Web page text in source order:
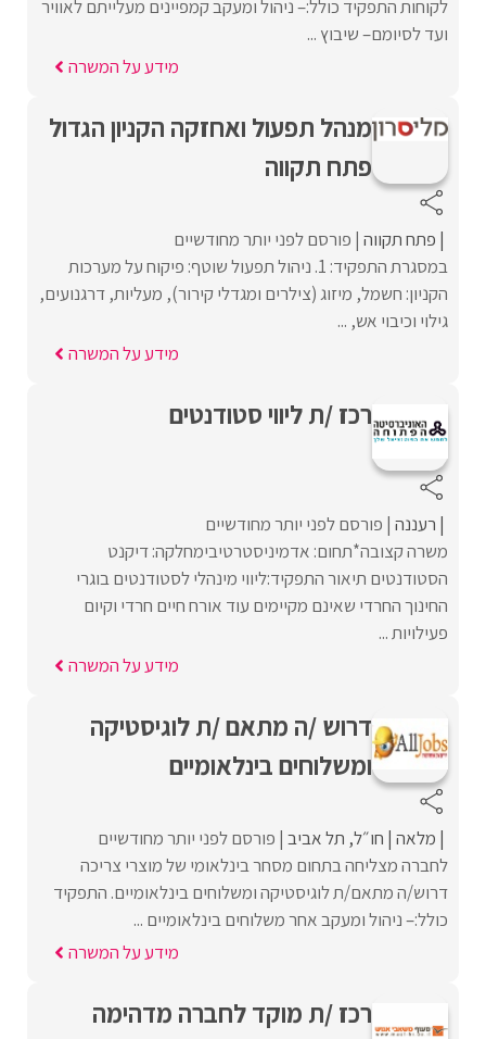
לקוחות התפקיד כולל:– ניהול ומעקב קמפיינים מעלייתם לאוויר
ועד לסיומם– שיבוץ ...
מידע על המשרה
מנהל תפעול ואחזקה הקניון הגדול
פתח תקווה
פתח תקווה פורסם לפני יותר מחודשיים
במסגרת התפקיד: 1. ניהול תפעול שוטף: פיקוח על מערכות
הקניון: חשמל, מיזוג (צילרים ומגדלי קירור), מעליות, דרגנועים,
גילוי וכיבוי אש, ...
מידע על המשרה
רכז /ת ליווי סטודנטים
רעננה פורסם לפני יותר מחודשיים
משרה קצובה*תחום: אדמיניסטרטיבימחלקה: דיקנט
הסטודנטים תיאור התפקיד:ליווי מינהלי לסטודנטים בוגרי
החינוך החרדי שאינם מקיימים עוד אורח חיים חרדי וקיום
פעילויות ...
מידע על המשרה
דרוש /ה מתאם /ת לוגיסטיקה
ומשלוחים בינלאומיים
מלאה חו״ל תל אביב פורסם לפני יותר מחודשיים
לחברה מצליחה בתחום מסחר בינלאומי של מוצרי צריכה
דרוש/ה מתאם/ת לוגיסטיקה ומשלוחים בינלאומיים. התפקיד
כולל:– ניהול ומעקב אחר משלוחים בינלאומיים ...
מידע על המשרה
רכז /ת מוקד לחברה מדהימה